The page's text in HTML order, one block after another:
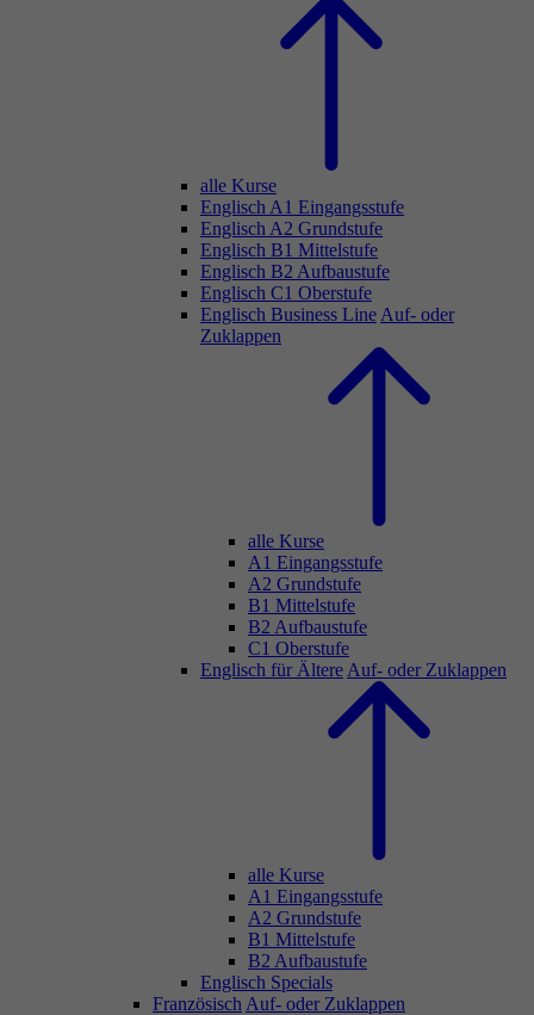
alle Kurse
Englisch A1 Eingangsstufe
Englisch A2 Grundstufe
Englisch B1 Mittelstufe
Englisch B2 Aufbaustufe
Englisch C1 Oberstufe
Englisch Business Line Auf- oder
Zuklappen
alle Kurse
A1 Eingangsstufe
A2 Grundstufe
B1 Mittelstufe
B2 Aufbaustufe
C1 Oberstufe
Englisch für Ältere Auf- oder Zuklappen
alle Kurse
A1 Eingangsstufe
A2 Grundstufe
B1 Mittelstufe
B2 Aufbaustufe
Englisch Specials
Französisch Auf- oder Zuklappen